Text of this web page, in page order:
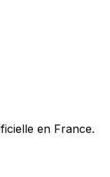
en France.